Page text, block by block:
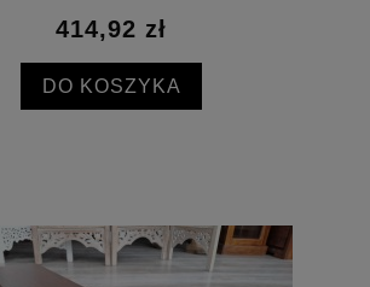
414,92 zł
DO KOSZYKA